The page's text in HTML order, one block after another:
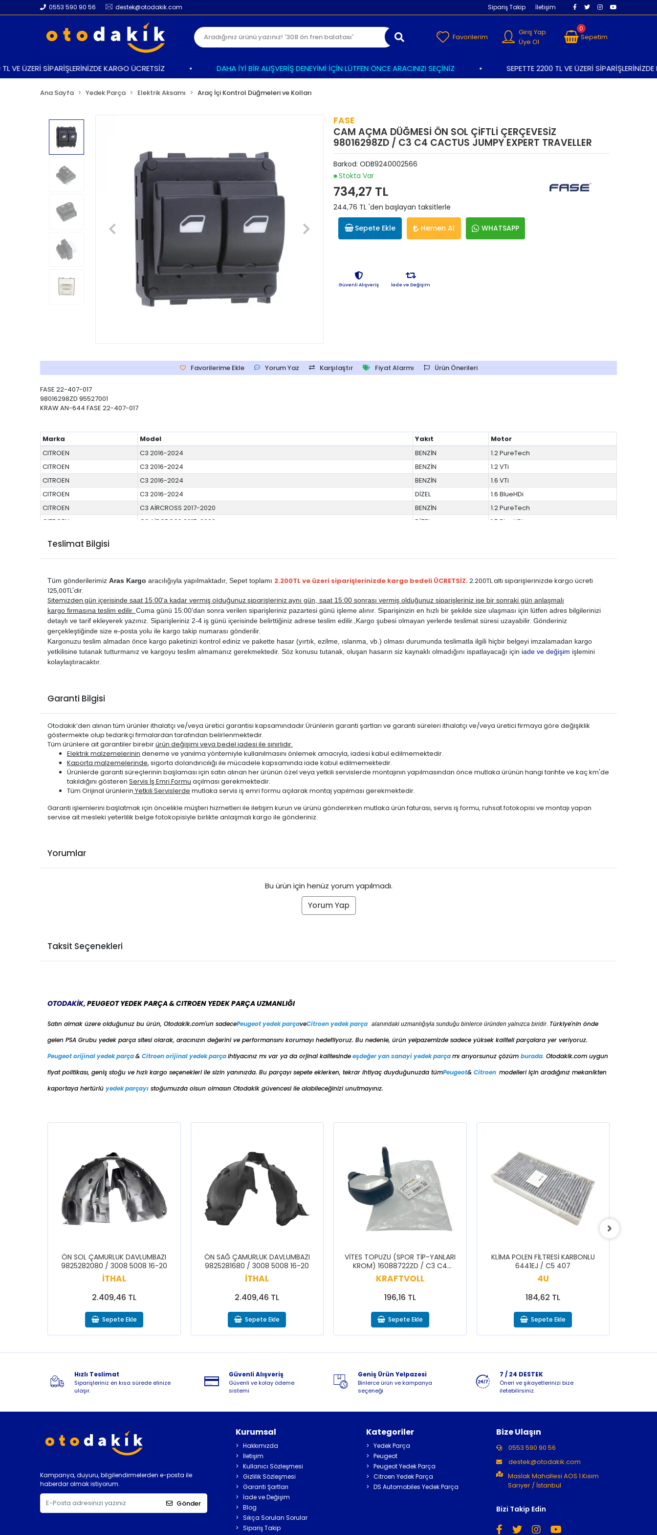
ÜZERİ SİPARİŞLERİNİZDE KARGO ÜCRETSİZ DAHA İYİ BİR ALIŞVERİŞ DENEYİMİ İÇİN LÜTFEN ÖNCE ARACINIZI SEÇİNİZ SEPETTE 2200 TL VE ÜZERİ SİPARİŞLERİNİZDE
0553 590 90 56 destek@otodakik.com Sipariş Takip İletişim
Favorilerim
Giriş Yap
Üye Ol
0
Sepetim
Ana Sayfa Yedek Parça Elektrik Aksamı Araç İçi Kontrol Düğmeleri ve Kolları
FASE
CAM AÇMA DÜĞMESİ ÖN SOL ÇİFTLİ ÇERÇEVESİZ
98016298ZD / C3 C4 CACTUS JUMPY EXPERT TRAVELLER
Barkod: ODB9240002566
Stokta Var
734,27 TL
244,76 TL 'den başlayan taksitlerle
Sepete Ekle Hemen Al WHATSAPP
Güvenli Alışveriş İade ve Değişim
Favorilerime Ekle Yorum Yaz Karşılaştır Fiyat Alarmı Ürün Önerileri
FASE 22-407-017
98016298ZD 95527001
KRAW AN-644 FASE 22-407-017
Marka Model Yakıt
Motor
CITROEN
C3 2016-2024 BENZİN
1.2 PureTech
CITROEN
C3 2016-2024 BENZİN
1.2 VTi
CITROEN
C3 2016-2024 BENZİN
1.6 VTi
CITROEN
C3 2016-2024 DİZEL
1.6 BlueHDi
CITROEN
C3 AİRCROSS 2017-2020 BENZİN
1.2 PureTech
CITROEN
C3 AİRCROSS 2017-2020 DİZEL
1.5 BlueHDi
CITROEN
CITROEN
C4 CACTUS 2014-2017 BENZİN
CITROEN
CITROEN
C4 CACTUS 2014-2017 DİZEL
1.6 E-HDi
CITROEN
C4 CACTUS 2018-2019
1.2 PureTech
CITROEN
C4 CACTUS 2018-2019
CITROEN
C4 CACTUS 2018-2019 DİZEL
1.6 BlueHDi
CITROEN
JUMPY 2017-2024
1.5 BlueHDi
PEUGEOT
PEUGEOT
EXPERT 2017-2024 DİZEL
1.6 BlueHDi
PEUGEOT
EXPERT 2017-2024 DİZEL
2.0 BlueHDi
PEUGEOT
EXPERT TRAVELLER 2017-2024
Teslimat Bilgisi
Tüm gönderilerimiz Aras Kargo aracılığıyla yapılmaktadır, Sepet toplamı 2.200TL ve üzeri siparişlerinizde kargo bedeli ÜCRETSİZ.2.200TL altı siparişlerinizde kargo ücreti
125,00TL'dir.
Sitemizden gün içerisinde saat 15:00'a kadar vermiş olduğunuz siparişleriniz aynı gün, saat 15:00 sonrası vermiş olduğunuz siparişleriniz ise bir sonraki gün anlaşmalı
kargo firmasına teslim edilir. Cuma günü 15:00’dan sonra verilen siparişleriniz pazartesi günü işleme alınır. Siparişinizin en hızlı bir şekilde size ulaşması için lütfen adres bilgilerinizi
detaylı ve tarif ekleyerek yazınız. Siparişleriniz 2-4 iş günü içerisinde belirttiğiniz adrese teslim edilir., Kargo şubesi olmayan yerlerde teslimat süresi uzayabilir. Gönderiniz
gerçekleştiğinde size e-posta yolu ile kargo takip numarası gönderilir.
Kargonuzu teslim almadan önce kargo paketinizi kontrol ediniz ve pakette hasar (yırtık, ezilme, ıslanma, vb.) olması durumunda teslimatla ilgili hiçbir belgeyi imzalamadan kargo
yetkilisine tutanak tutturmanız ve kargoyu teslim almamanız gerekmektedir. Söz konusu tutanak, oluşan hasarın siz kaynaklı olmadığını ispatlayacağı için iade ve değişim işlemini
kolaylaştıracaktır.
Garanti Bilgisi
Otodakik’den alınan tüm ürünler ithalatçı ve/veya üretici garantisi kapsamındadır.Ürünlerin garanti şartları ve garanti süreleri ithalatçı ve/veya üretici firmaya göre değişiklik
göstermekte olup tedarikçi firmalardan tarafından belirlenmektedir.
Tüm ürünlere ait garantiler birebirürün değişimi veya bedel iadesi ile sınırlıdır.
Elektrik malzemelerinin deneme ve yanılma yöntemiyle kullanılmasını önlemek amacıyla, iadesi kabul edilmemektedir.
Kaporta malzemelerinde, sigorta dolandırıcılığı ile mücadele kapsamında iade kabul edilmemektedir.
Ürünlerde garanti süreçlerinin başlaması için satın alınan her ürünün özel veya yetkili servislerde montajının yapılmasından önce mutlaka ürünün hangi tarihte ve kaç km'de
takıldığını gösteren Servis İş Emri Formu açılması gerekmektedir.
Tüm Orijinal ürünlerin Yetkili Servislerde mutlaka servis iş emri formu açılarak montaj yapılması gerekmektedir.
Garanti işlemlerini başlatmak için öncelikle müşteri hizmetleri ile iletişim kurun ve ürünü gönderirken mutlaka ürün faturası, servis iş formu, ruhsat fotokopisi ve montajı yapan
servise ait mesleki yeterlilik belge fotokopisiyle birlikte anlaşmalı kargo ile gönderiniz.
Yorumlar
Bu ürün için henüz yorum yapılmadı.
Yorum Yap
Taksit Seçenekleri
OTODAKİK, PEUGEOT YEDEK PARÇA & CITROEN YEDEK PARÇA UZMANLIĞI
Satın almak üzere olduğunuz bu ürün, Otodakik.com'un sadecePeugeot yedek parçaveCitroen yedek parça alanındaki uzmanlığıyla sunduğu binlerce üründen yalnızca biridir. Türkiye'nin önde
gelen PSA Grubu yedek parça sitesi olarak, aracınızın değerini ve performansını korumayı hedefliyoruz. Bu nedenle, ürün yelpazemizde sadece yüksek kaliteli parçalara yer veriyoruz.
Peugeot orijinal yedek parça& Citroen orijinal yedek parçaihtiyacınız mı var ya da orjinal kalitesindeeşdeğeryan sanayi yedek parçamı arıyorsunuz çözüm burada. Otodakik.com uygun
fiyat politikası, geniş stoğu ve hızlı kargo seçenekleri ile sizin yanınızda. Bu parçayı sepete eklerken, tekrar ihtiyaç duyduğunuzda tümPeugeot& Citroen modelleri için aradığınız mekanikten
kaportaya hertürlü yedek parçayı stoğumuzda olsun olmasın Otodakik güvencesi ile alabileceğinizi unutmayınız.
ÖN SOL ÇAMURLUK DAVLUMBAZI
9825282080 / 3008 5008 16-20
İTHAL
2.409,46 TL
Sepete Ekle
ÖN SAĞ ÇAMURLUK DAVLUMBAZI
9825281680 / 3008 5008 16-20
İTHAL
2.409,46 TL
Sepete Ekle
VİTES TOPUZU (SPOR TİP-YANLARI
KROM) 16088722ZD / C3 C4
CELYSEE C3 BERLİNGO 308 3008
5008 PARTNER RİFTER
KRAFTVOLL
196,16 TL
Sepete Ekle
KLİMA POLEN FİLTRESİ KARBONLU
6441EJ / C5 407
4U
184,62 TL
Sepete Ekle
Hızlı Teslimat
Siparişleriniz en kısa sürede elinize
ulaşır.
Güvenli Alışveriş
Güvenli ve kolay ödeme
sistemi
Geniş Ürün Yelpazesi
Binlerce ürün ve kampanya
seçeneği
7 / 24 DESTEK
Öneri ve şikayetlerinizi bize
iletebilirsiniz.
Kampanya, duyuru, bilgilendirmelerden e-posta ile
haberdar olmak istiyorum.
Gönder
Kurumsal
Hakkımızda
İletişim
Kullanıcı Sözleşmesi
Gizlilik Sözleşmesi
Garanti Şartları
İade ve Değişim
Blog
Sıkça Sorulan Sorular
Sipariş Takip
Kategoriler
Yedek Parça
Peugeot
Peugeot Yedek Parça
Citroen Yedek Parça
DS Automobiles Yedek Parça
Bize Ulaşın
0553 590 90 56
destek@otodakik.com
Maslak Mahallesi AOS 1.Kısım
Sarıyer / İstanbul
Bizi Takip Edin